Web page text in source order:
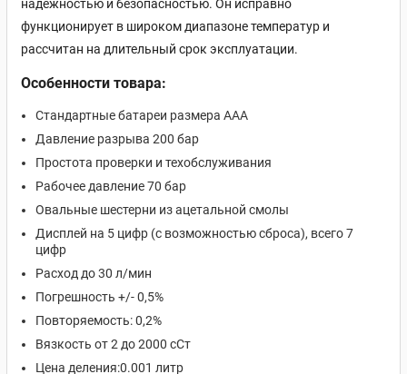
надежностью и безопасностью. Он исправно
функционирует в широком диапазоне температур и
рассчитан на длительный срок эксплуатации.
Особенности товара:
Стандартные батареи размера AAA
Давление разрыва 200 бар
Простота проверки и техобслуживания
Рабочее давление 70 бар
Овальные шестерни из ацетальной смолы
Дисплей на 5 цифр (с возможностью сброса), всего 7
цифр
Расход до 30 л/мин
Погрешность +/- 0,5%
Повторяемость: 0,2%
Вязкость от 2 до 2000 сСт
Цена деления:0.001 литр